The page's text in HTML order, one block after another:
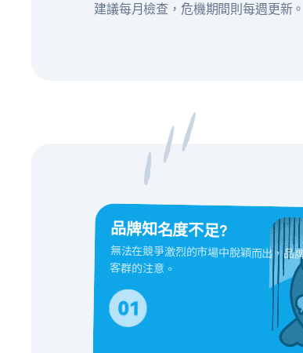
建議每月檢查，危機期間則每週更新。
品牌知名度不足?
無法在競爭激烈的市場中脫穎而出，品
客群的注意。